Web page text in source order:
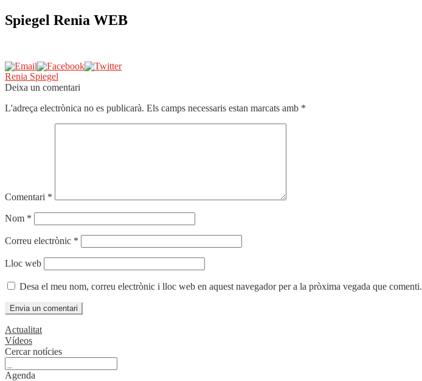
Spiegel Renia WEB
Navegació
d'entrades
Entrada
anterior:
Renia Spiegel
Deixa un comentari
L'adreça electrònica no es publicarà. Els camps necessaris estan marcats amb *
Comentari *
Nom *
Correu electrònic *
Lloc web
Desa el meu nom, correu electrònic i lloc web en aquest navegador per a la pròxima vegada que comenti.
Actualitat
Vídeos
Cercar notícies
Agenda